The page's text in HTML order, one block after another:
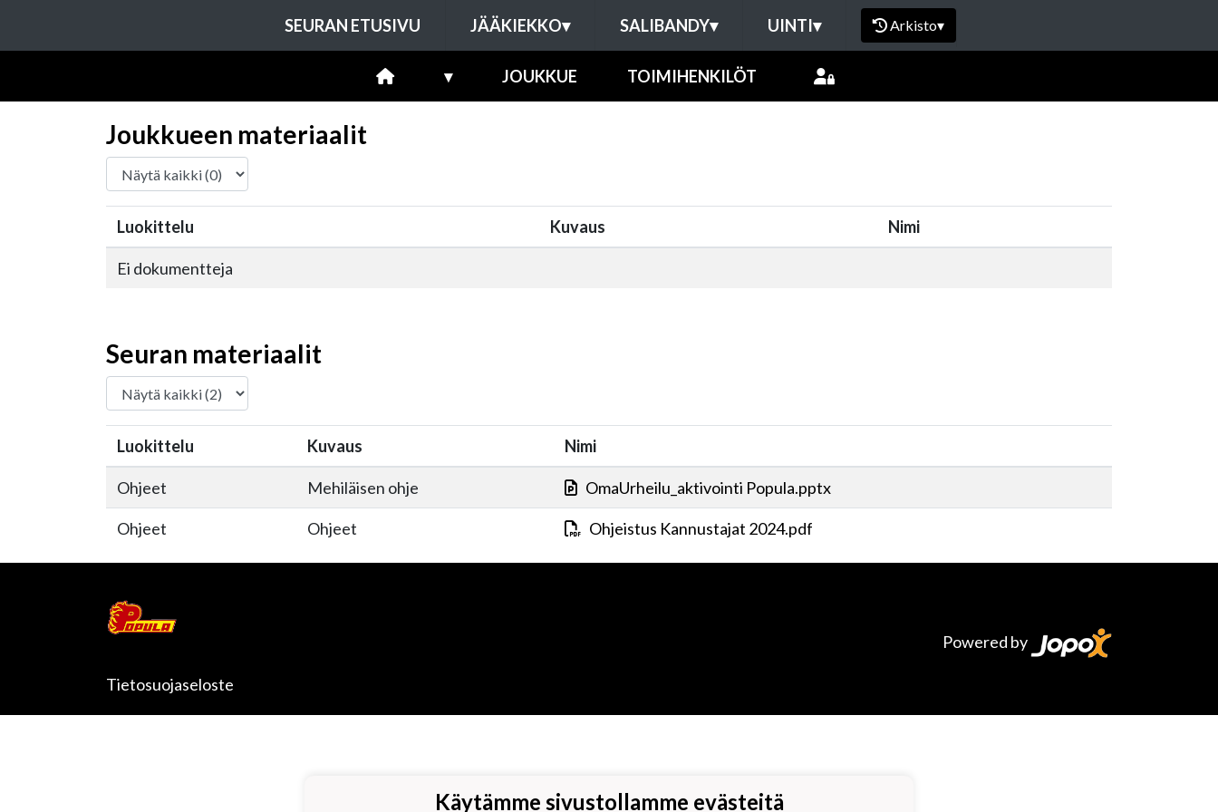
SEURAN ETUSIVU JÄÄKIEKKO▾ SALIBANDY▾ UINTI▾ Arkisto▾
▾ JOUKKUE TOIMIHENKILÖT
Joukkueen materiaalit
Luokittelu Kuvaus Nimi
Ei dokumentteja
Seuran materiaalit
Luokittelu Kuvaus Nimi
Ohjeet Mehiläisen ohje OmaUrheilu_aktivointi Popula.pptx
Ohjeet Ohjeet Ohjeistus Kannustajat 2024.pdf
Tietosuojaseloste
Powered by
Käytämme sivustollamme evästeitä